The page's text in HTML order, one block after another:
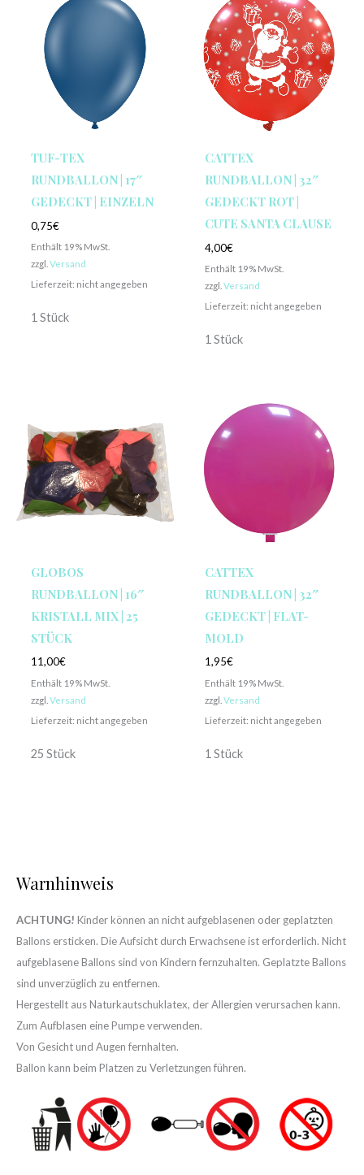
TUF-TEX
RUNDBALLON | 17″
GEDECKT | EINZELN
0,75€
Enthält 19% MwSt.
zzgl. Versand
Lieferzeit: nicht angegeben
1 Stück
CATTEX
RUNDBALLON | 32″
GEDECKT ROT |
CUTE SANTA CLAUSE
4,00€
Enthält 19% MwSt.
zzgl. Versand
Lieferzeit: nicht angegeben
1 Stück
GLOBOS
RUNDBALLON | 16″
KRISTALL MIX | 25
STÜCK
11,00€
Enthält 19% MwSt.
zzgl. Versand
Lieferzeit: nicht angegeben
25 Stück
CATTEX
RUNDBALLON | 32″
GEDECKT | FLAT-
MOLD
1,95€
Enthält 19% MwSt.
zzgl. Versand
Lieferzeit: nicht angegeben
1 Stück
Warnhinweis
ACHTUNG! Kinder können an nicht aufgeblasenen oder geplatzten
Ballons ersticken. Die Aufsicht durch Erwachsene ist erforderlich. Nicht
aufgeblasene Ballons sind von Kindern fernzuhalten. Geplatzte Ballons
sind unverzüglich zu entfernen.
Hergestellt aus Naturkautschuklatex, der Allergien verursachen kann.
Zum Aufblasen eine Pumpe verwenden.
Von Gesicht und Augen fernhalten.
Ballon kann beim Platzen zu Verletzungen führen.